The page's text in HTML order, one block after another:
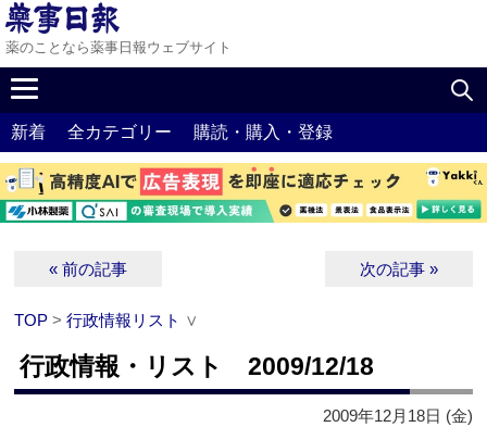
薬のことなら薬事日報ウェブサイト
新着 全カテゴリー 購読・購入・登録
« 前の記事 次の記事 »
TOP >行政情報リスト ∨
行政情報・リスト 2009/12/18
2009年12月18日 (金)